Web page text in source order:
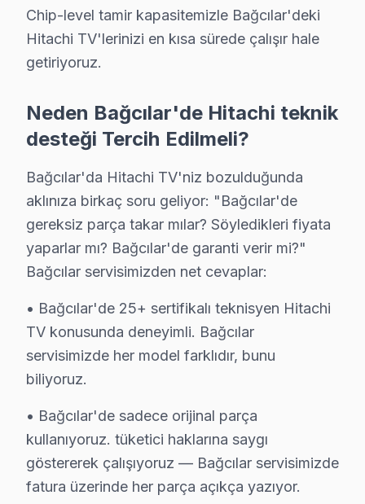
Hitachi güvenilirliği standartlarında söz konusu
Bağcılar'de Hitachi Servis Hizmetleri
Hitachi VA Panel ve IPS Panel Tamiri: Hitachi'ın
Anakart ve Güç Kartı Onarımı: BGA reballing ve
» Bağcılar'e ve çevre mahallelere yerinde servis
Hitachi TV Arıza Onarım Maliyeti – Bağcılar
Bağcılar'de Hitachi TV tamir maliyetini merak
• LED backlight tamiri: ₺500 – ₺2.000
• Yazılım güncelleme ve hata giderme: ₺200 – ₺500
• T-Con kartı değişimi: ₺350 – ₺900
• Panel (ekran) değişimi: ₺1.500 – ₺8.000 (boyut ve
• Güç kartı (power board) tamiri: ₺400 – ₺1.200
• Kapasitör değişimi (anakart): ₺250 – ₺600
• Ses kartı/hoparlör tamiri: ₺300 – ₺700
• Anakart tamiri/değişimi: ₺500 – ₺1.800
Chip-level tamir kapasitemizle Bağcılar'deki
Hitachi TV'lerinizi en kısa sürede çalışır hale
getiriyoruz.
Neden Bağcılar'de Hitachi teknik
desteği Tercih Edilmeli?
Bağcılar'da Hitachi TV'niz bozulduğunda
aklınıza birkaç soru geliyor: "Bağcılar'de
gereksiz parça takar mılar? Söyledikleri fiyata
yaparlar mı? Bağcılar'de garanti verir mi?"
Bağcılar servisimizden net cevaplar:
• Bağcılar'de 25+ sertifikalı teknisyen Hitachi
TV konusunda deneyimli. Bağcılar
servisimizde her model farklıdır, bunu
biliyoruz.
• Bağcılar'de sadece orijinal parça
kullanıyoruz. tüketici haklarına saygı
göstererek çalışıyoruz — Bağcılar servisimizde
fatura üzerinde her parça açıkça yazıyor.